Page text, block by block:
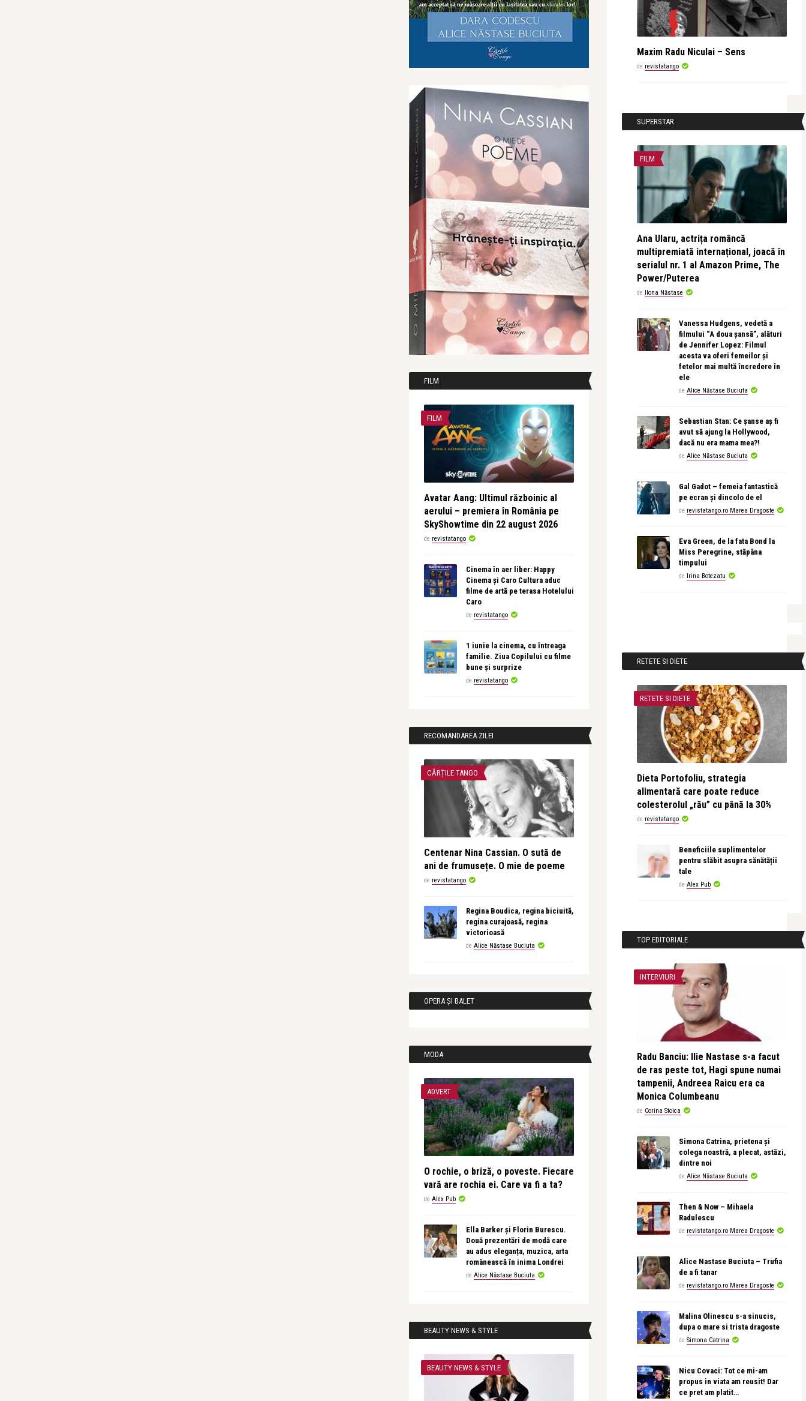
FILM
FILM
Avatar Aang: Ultimul războinic al
aerului – premiera în România pe
SkyShowtime din 22 august 2026
de revistatango
Cinema în aer liber: Happy
Cinema și Caro Cultura aduc
filme de artă pe terasa Hotelului
Caro
de revistatango
1 iunie la cinema, cu întreaga
familie. Ziua Copilului cu filme
bune și surprize
de revistatango
RECOMANDAREA ZILEI
CĂRȚILE TANGO
Centenar Nina Cassian. O sută de
ani de frumusețe. O mie de poeme
de revistatango
Regina Boudica, regina biciuită,
regina curajoasă, regina
victorioasă
de Alice Năstase Buciuta
OPERA ȘI BALET
MODA
ADVERT
O rochie, o briză, o poveste. Fiecare
vară are rochia ei. Care va fi a ta?
de Alex Pub
Ella Barker și Florin Burescu.
Două prezentări de modă care
au adus eleganța, muzica, arta
românească în inima Londrei
de Alice Năstase Buciuta
BEAUTY NEWS & STYLE
BEAUTY NEWS & STYLE
Maxim Radu Niculai – Sens
de revistatango
SUPERSTAR
FILM
Ana Ularu, actrița româncă
multipremiată internațional, joacă în
serialul nr. 1 al Amazon Prime, The
Power/Puterea
de Ilona Năstase
Vanessa Hudgens, vedetă a
filmului “A doua șansă”, alături
de Jennifer Lopez: Filmul
acesta va oferi femeilor și
fetelor mai multă încredere în
ele
de Alice Năstase Buciuta
Sebastian Stan: Ce șanse aș fi
avut să ajung la Hollywood,
dacă nu era mama mea?!
de Alice Năstase Buciuta
Gal Gadot – femeia fantastică
pe ecran și dincolo de el
de revistatango.ro Marea Dragoste
Eva Green, de la fata Bond la
Miss Peregrine, stăpâna
timpului
de Irina Botezatu
RETETE SI DIETE
RETETE SI DIETE
Dieta Portofoliu, strategia
alimentară care poate reduce
colesterolul „rău” cu până la 30%
de revistatango
Beneficiile suplimentelor
pentru slăbit asupra sănătății
tale
de Alex Pub
TOP EDITORIALE
INTERVIURI
Radu Banciu: Ilie Nastase s-a facut
de ras peste tot, Hagi spune numai
tampenii, Andreea Raicu era ca
Monica Columbeanu
de Corina Stoica
Simona Catrina, prietena și
colega noastră, a plecat, astăzi,
dintre noi
de Alice Năstase Buciuta
Then & Now – Mihaela
Radulescu
de revistatango.ro Marea Dragoste
Alice Nastase Buciuta – Trufia
de a fi tanar
de revistatango.ro Marea Dragoste
Malina Olinescu s-a sinucis,
dupa o mare si trista dragoste
de Simona Catrina
Nicu Covaci: Tot ce mi-am
propus in viata am reusit! Dar
ce pret am platit…